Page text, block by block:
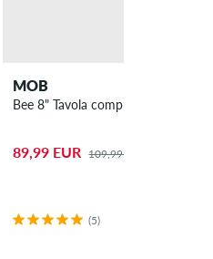
MOB
Bee 8" Tavola completa
89,99 EUR 109,99 EUR
(5)